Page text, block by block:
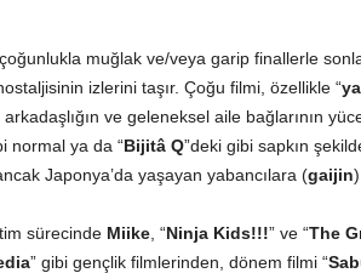
muğlak ve/veya garip finallerle
izlerini taşır. Çoğu filmi, özellikle “
ve geleneksel aile bağlarının
normal ya da “Bijitâ Q”deki gibi sapkın
Japonya’da yaşayan yabancılara (gaijin
sürecinde Miike, “Ninja Kids!!!” ve “The
” gibi gençlik filmlerinden, dönem filmi “